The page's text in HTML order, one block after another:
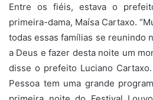
Entre os fiéis, estava o
primeira-dama, Maísa Cartaxo.
todas essas famílias se reunindo
a Deus e fazer desta noite um
disse o prefeito Luciano
Pessoa tem uma grande